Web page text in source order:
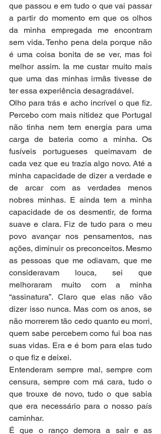
que passou e em tudo o que vai passar
a partir do momento em que os olhos
da minha empregada me encontram
sem vida. Tenho pena dela porque não
é uma coisa bonita de se ver, mas foi
melhor assim. Ia me custar muito mais
que uma das minhas irmãs tivesse de
ter essa experiência desagradável.
Olho para trás e acho incrível o que fiz.
Percebo com mais nitidez que Portugal
não tinha nem tem energia para uma
carga de bateria como a minha. Os
fusíveis portugueses queimavam de
cada vez que eu trazia algo novo. Até a
minha capacidade de dizer a verdade e
de arcar com as verdades menos
nobres minhas. E ainda tem a minha
capacidade de os desmentir, de forma
suave e clara. Fiz de tudo para o meu
povo avançar nos pensamentos, nas
ações, diminuir os preconceitos. Mesmo
as pessoas que me odiavam, que me
consideravam louca, sei que
melhoraram muito com a minha
“assinatura”. Claro que elas não vão
dizer isso nunca. Mas com os anos, se
não morrerem tão cedo quanto eu morri,
quem sabe percebem como fui boa nas
suas vidas. Era e é bom para elas tudo
o que fiz e deixei.
Entenderam sempre mal, sempre com
censura, sempre com má cara, tudo o
que trouxe de novo, tudo o que sabia
que era necessário para o nosso país
caminhar.
É que o ranço demora a sair e as